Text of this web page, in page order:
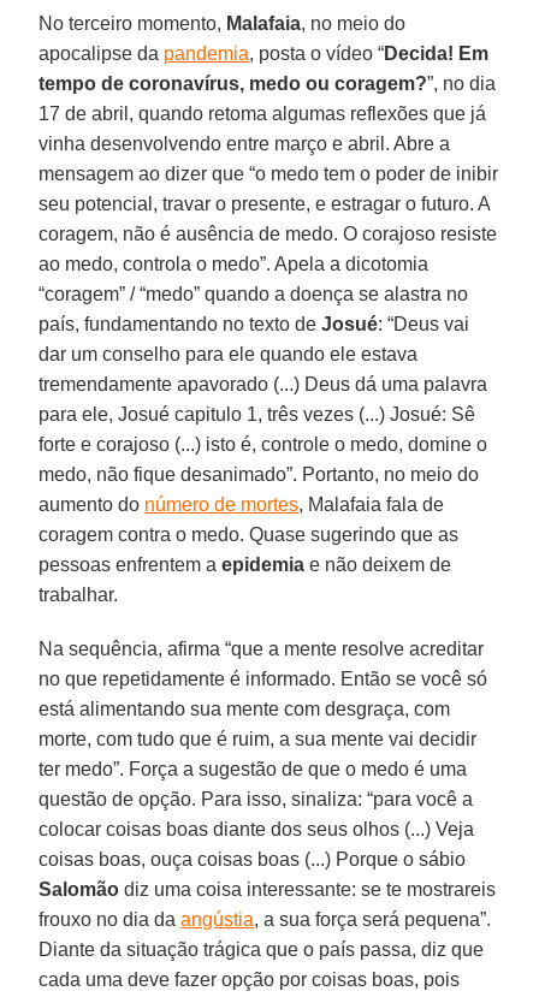
No terceiro momento, Malafaia, no meio do
apocalipse da pandemia, posta o vídeo “Decida! Em
tempo de coronavírus, medo ou coragem?”, no dia
17 de abril, quando retoma algumas reflexões que já
vinha desenvolvendo entre março e abril. Abre a
mensagem ao dizer que “o medo tem o poder de inibir
seu potencial, travar o presente, e estragar o futuro. A
coragem, não é ausência de medo. O corajoso resiste
ao medo, controla o medo”. Apela a dicotomia
“coragem” / “medo” quando a doença se alastra no
país, fundamentando no texto deJosué: “Deus vai
dar um conselho para ele quando ele estava
tremendamente apavorado (...) Deus dá uma palavra
para ele, Josué capitulo 1, três vezes (...) Josué: Sê
forte e corajoso (...) isto é, controle o medo, domine o
medo, não fique desanimado”. Portanto, no meio do
aumento do número de mortes, Malafaia fala de
coragem contra o medo. Quase sugerindo que as
pessoas enfrentem aepidemia e não deixem de
trabalhar.
Na sequência, afirma “que a mente resolve acreditar
no que repetidamente é informado. Então se você só
está alimentando sua mente com desgraça, com
morte, com tudo que é ruim, a sua mente vai decidir
ter medo”. Força a sugestão de que o medo é uma
questão de opção. Para isso, sinaliza: “para você a
colocar coisas boas diante dos seus olhos (...) Veja
coisas boas, ouça coisas boas (...) Porque o sábio
Salomão diz uma coisa interessante: se te mostrareis
frouxo no dia daangústia, a sua força será pequena”.
Diante da situação trágica que o país passa, diz que
cada uma deve fazer opção por coisas boas, pois